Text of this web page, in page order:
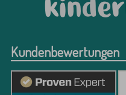
Kundenbewertungen